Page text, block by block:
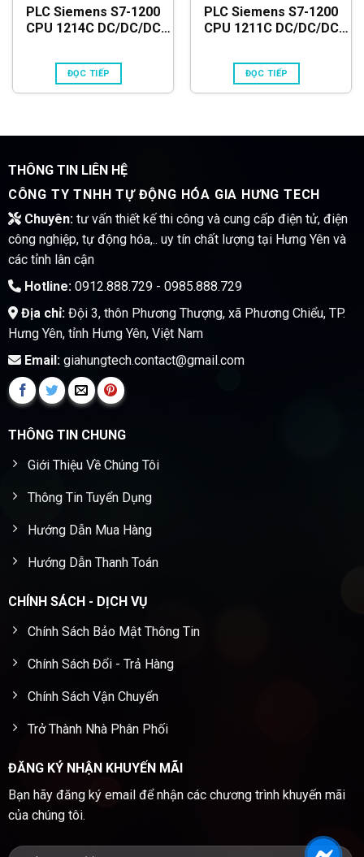
PLC Siemens S7-1200
CPU 1214C DC/DC/DC
ĐỌC TIẾP
PLC Siemens S7-1200
CPU 1211C DC/DC/DC
ĐỌC TIẾP
THÔNG TIN LIÊN HỆ
CÔNG TY TNHH TỰ ĐỘNG HÓA GIA HƯNG TECH
Chuyên:tư vấn thiết kế thi công và cung cấp điện tử, điện
công nghiệp, tự động hóa,.. uy tín chất lượng tại Hưng Yên và
các tỉnh lân cận
Hotline:0912.888.729 - 0985.888.729
Địa chỉ:Đội 3, thôn Phương Thượng, xã Phương Chiểu, TP.
Hưng Yên, tỉnh Hưng Yên, Việt Nam
Email:giahungtech.contact@gmail.com
THÔNG TIN CHUNG
Giới Thiệu Về Chúng Tôi
Thông Tin Tuyển Dụng
Hướng Dẫn Mua Hàng
Hướng Dẫn Thanh Toán
CHÍNH SÁCH - DỊCH VỤ
Chính Sách Bảo Mật Thông Tin
Chính Sách Đổi - Trả Hàng
Chính Sách Vận Chuyển
Trở Thành Nhà Phân Phối
ĐĂNG KÝ NHẬN KHUYẾN MÃI
Bạn hãy đăng ký email để nhận các chương trình khuyến mãi
của chúng tôi.